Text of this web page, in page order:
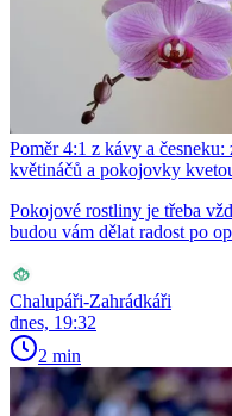
Poměr 4:1 z kávy a
květináčů a pokojovky
Pokojové rostliny je třeba
budou vám dělat radost po
Chalupáři-Zahrádkáři
dnes, 19:32
2 min